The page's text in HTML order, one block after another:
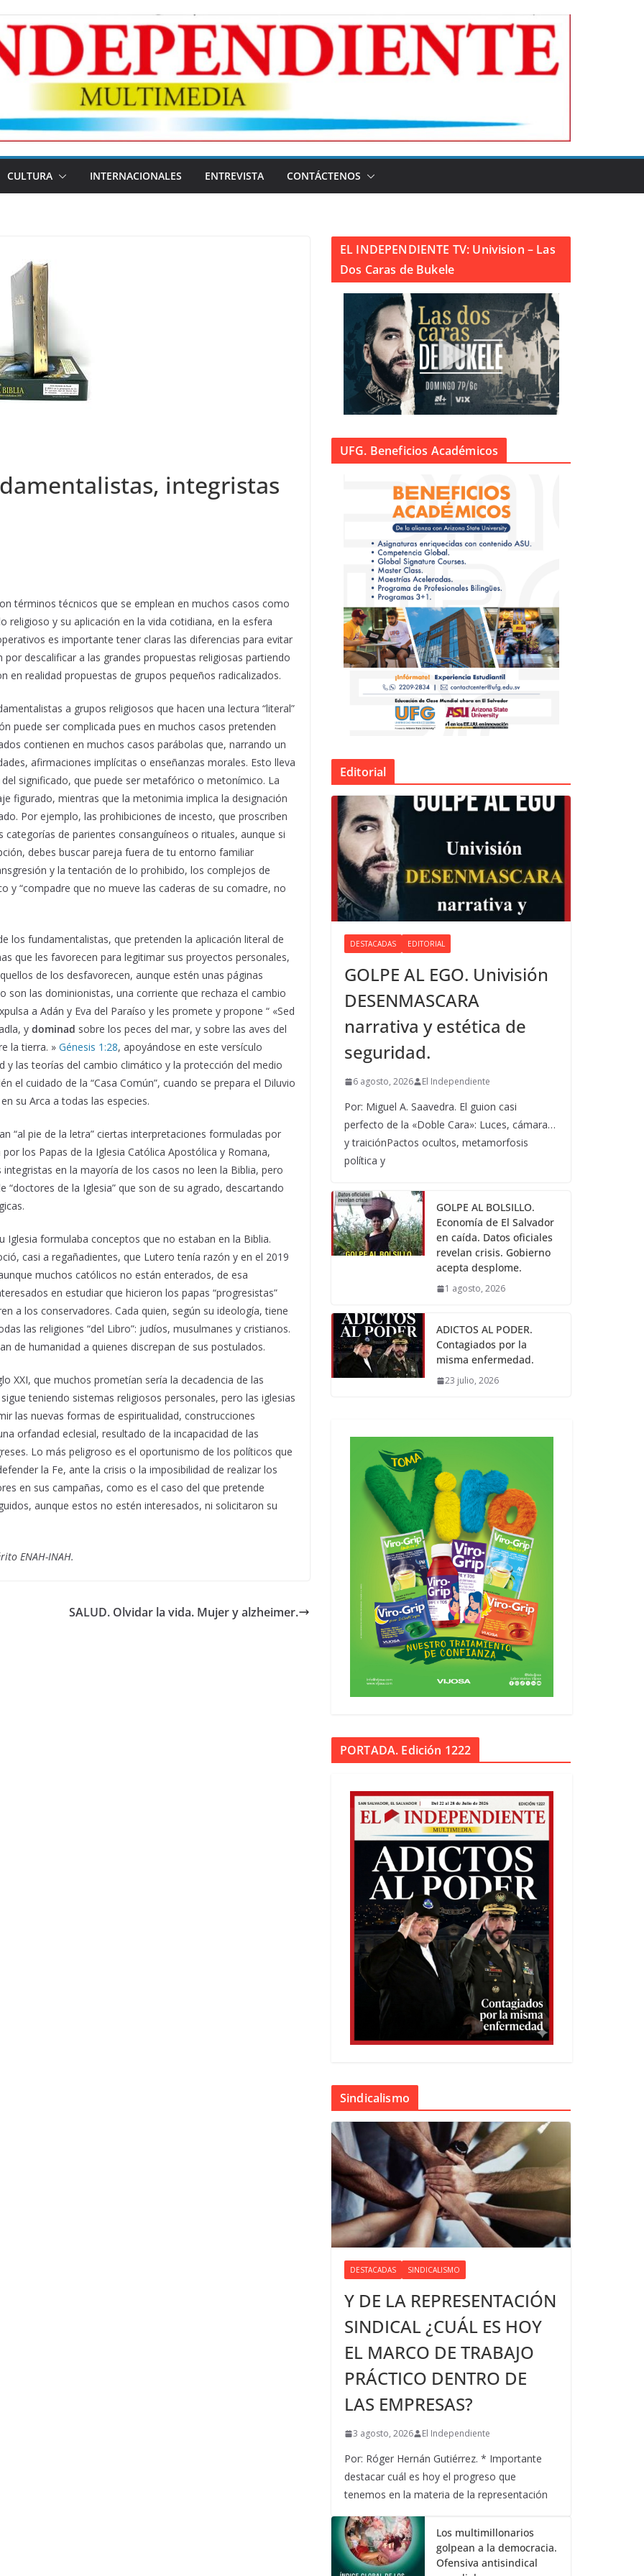
CULTURA INTERNACIONALES ENTREVISTA CONTÁCTENOS
integristas
términos técnicos que se emplean en muchos casos como
religioso y su aplicación en la vida cotidiana, en la esfera
es importante tener claras las diferencias para evitar
descalificar a las grandes propuestas religiosas partiendo
en realidad propuestas de grupos pequeños radicalizados.
a grupos religiosos que hacen una lectura “literal”
puede ser complicada pues en muchos casos pretenden
contienen en muchos casos parábolas que, narrando un
afirmaciones implícitas o enseñanzas morales. Esto lleva
significado, que puede ser metafórico o metonímico. La
figurado, mientras que la metonimia implica la designación
Por ejemplo, las prohibiciones de incesto, que proscriben
de parientes consanguíneos o rituales, aunque si
debes buscar pareja fuera de tu entorno familiar
y la tentación de lo prohibido, los complejos de
y “compadre que no mueve las caderas de su comadre, no
los fundamentalistas, que pretenden la aplicación literal de
que les favorecen para legitimar sus proyectos personales,
de los desfavorecen, aunque estén unas páginas
son las dominionistas, una corriente que rechaza el cambio
a Adán y Eva del Paraíso y les promete y propone “ «Sed
y dominad sobre los peces del mar, y sobre las aves del
la tierra. » Génesis 1:28, apoyándose en este versículo
y las teorías del cambio climático y la protección del medio
el cuidado de la “Casa Común”, cuando se prepara el Diluvio
su Arca a todas las especies.
“al pie de la letra” ciertas interpretaciones formuladas por
los Papas de la Iglesia Católica Apostólica y Romana,
en la mayoría de los casos no leen la Biblia, pero
de la Iglesia” que son de su agrado, descartando
formulaba conceptos que no estaban en la Biblia.
casi a regañadientes, que Lutero tenía razón y en el 2019
muchos católicos no están enterados, de esa
en estudiar que hicieron los papas “progresistas”
a los conservadores. Cada quien, según su ideología, tiene
las religiones “del Libro”: judíos, musulmanes y cristianos.
de humanidad a quienes discrepan de sus postulados.
XXI, que muchos prometían sería la decadencia de las
teniendo sistemas religiosos personales, pero las iglesias
las nuevas formas de espiritualidad, construcciones
orfandad eclesial, resultado de la incapacidad de las
Lo más peligroso es el oportunismo de los políticos que
la Fe, ante la crisis o la imposibilidad de realizar los
en sus campañas, como es el caso del que pretende
aunque estos no estén interesados, ni solicitaron su
ENAH-INAH.
SALUD. Olvidar la vida. Mujer y alzheimer.
EL INDEPENDIENTE TV: Univision – Las
Dos Caras de Bukele
UFG. Beneficios Académicos
Editorial
DESTACADAS EDITORIAL
GOLPE AL EGO. Univisión
DESENMASCARA
narrativa y estética de
seguridad.
6 agosto, 2026 El Independiente
Por: Miguel A. Saavedra. El guion casi
perfecto de la «Doble Cara»: Luces, cámara…
y traiciónPactos ocultos, metamorfosis
política y
GOLPE AL BOLSILLO.
Economía de El Salvador
en caída. Datos oficiales
revelan crisis. Gobierno
acepta desplome.
1 agosto, 2026
ADICTOS AL PODER.
Contagiados por la
misma enfermedad.
23 julio, 2026
PORTADA. Edición 1222
Sindicalismo
DESTACADAS SINDICALISMO
Y DE LA REPRESENTACIÓN
SINDICAL ¿CUÁL ES HOY
EL MARCO DE TRABAJO
PRÁCTICO DENTRO DE
LAS EMPRESAS?
3 agosto, 2026 El Independiente
Por: Róger Hernán Gutiérrez. * Importante
destacar cuál es hoy el progreso que
tenemos en la materia de la representación
Los multimillonarios
golpean a la democracia.
Ofensiva antisindical